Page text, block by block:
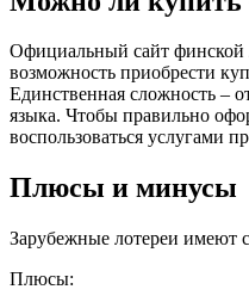
Официальный сайт финской
возможность приобрести
Единственная сложность –
языка. Чтобы правильно
воспользоваться услугами
Плюсы и минусы
Зарубежные лотереи имеют
Плюсы: